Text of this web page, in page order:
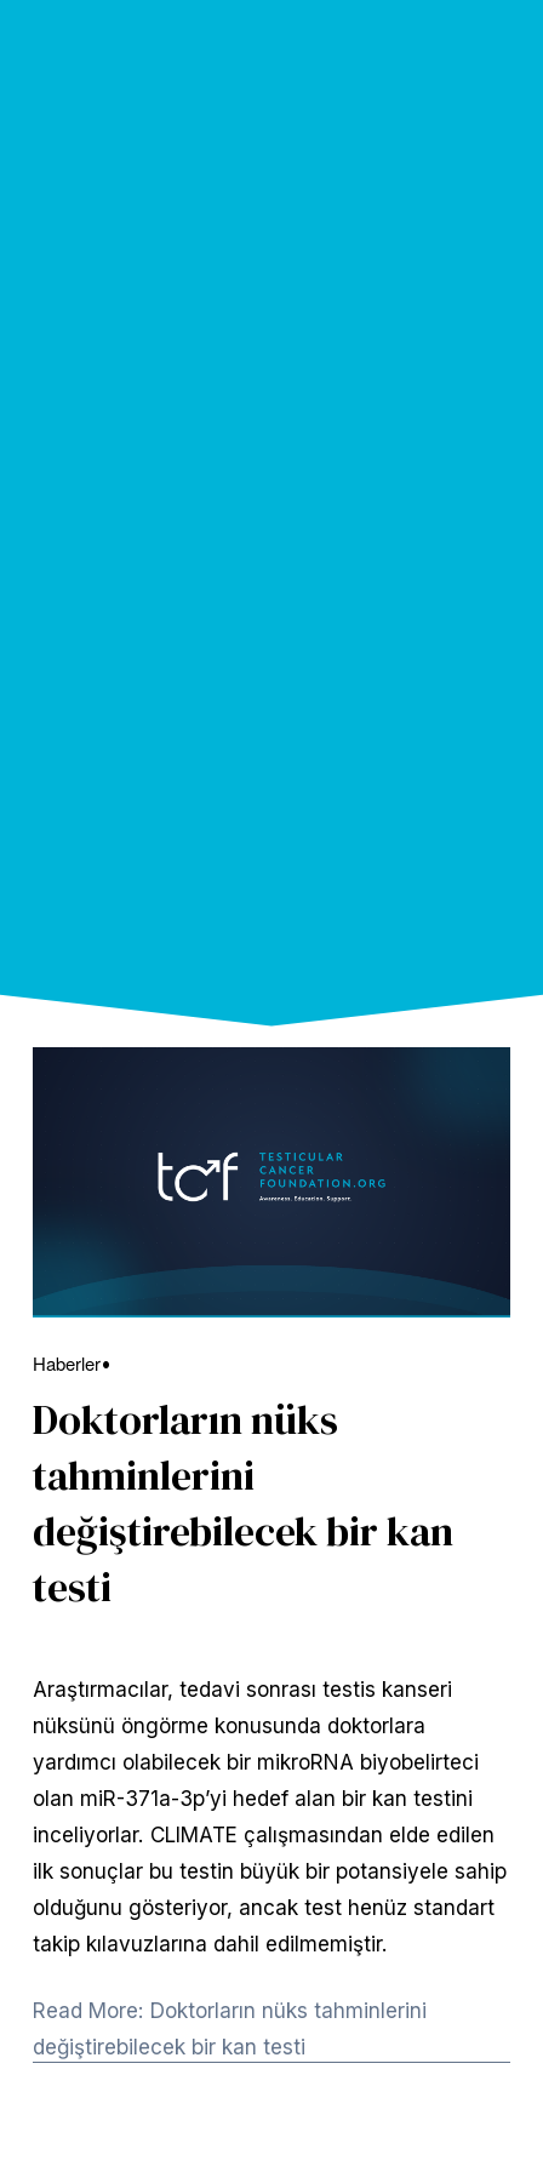
Haberler
Doktorların nüks
tahminlerini
değiştirebilecek bir kan
testi
Araştırmacılar, tedavi sonrası testis kanseri
nüksünü öngörme konusunda doktorlara
yardımcı olabilecek bir mikroRNA biyobelirteci
olan miR-371a-3p’yi hedef alan bir kan testini
inceliyorlar. CLIMATE çalışmasından elde edilen
ilk sonuçlar bu testin büyük bir potansiyele sahip
olduğunu gösteriyor, ancak test henüz standart
takip kılavuzlarına dahil edilmemiştir.
Read More: Doktorların nüks tahminlerini
değiştirebilecek bir kan testi